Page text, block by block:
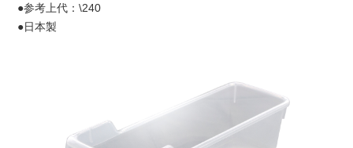
●参考上代：\240
●日本製